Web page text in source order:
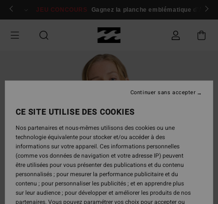
Passer
Se connecter / s'inscrire
JEU CONCOURS Gagnez la planche emblématique d'Andy
CE SITE UTILISE DES COOKIES
Nos partenaires et nous-mêmes utilisons des cookies ou une
technologie équivalente pour stocker et/ou accéder à des
informations sur votre appareil. Ces informations personnelles
(comme vos données de navigation et votre adresse IP) peuvent
être utilisées pour vous présenter des publications et du contenu
personnalisés ; pour mesurer la performance publicitaire et du
contenu ; pour personnaliser les publicités ; et en apprendre plus
sur leur audience ; pour développer et améliorer les produits de nos
partenaires. Vous pouvez paramétrer vos choix pour accepter ou
Continuer sans accepter